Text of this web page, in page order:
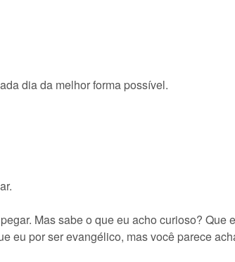
dia da melhor forma possível.
Mas sabe o que eu acho curioso? Que
eu por ser evangélico, mas você parece